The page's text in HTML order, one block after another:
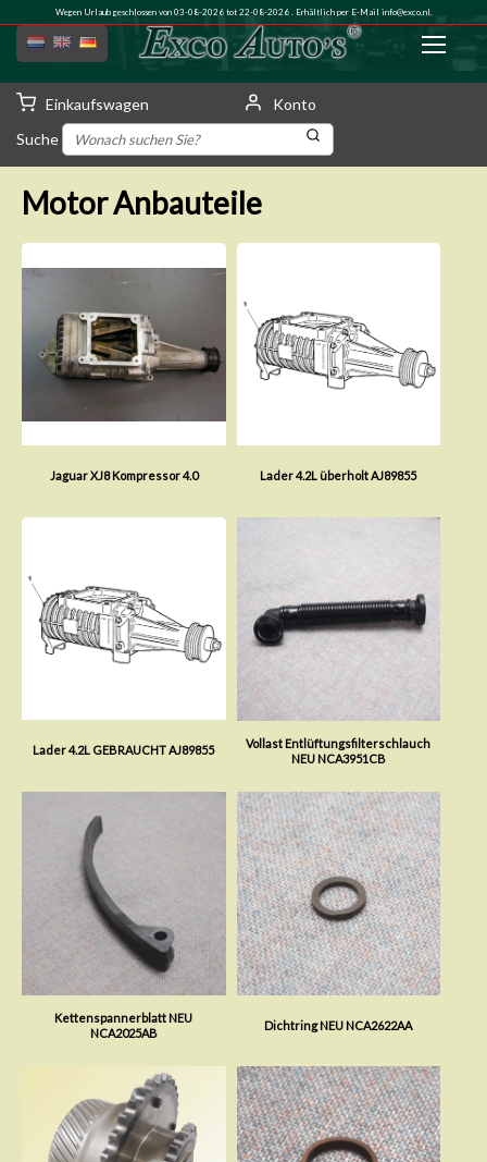
Wegen Urlaub geschlossen von 03-08-2026 tot 22-08-2026 . Erhältlich per E-Mail info@exco.nl.
Einkaufswagen
Konto
Suche
Motor Anbauteile
Jaguar XJ8 Kompressor 4.0 Lader 4.2L überholt AJ89855
Lader 4.2L GEBRAUCHT AJ89855
Vollast Entlüftungsfilterschlauch
NEU NCA3951CB
Kettenspannerblatt NEU
NCA2025AB
Dichtring NEU NCA2622AA